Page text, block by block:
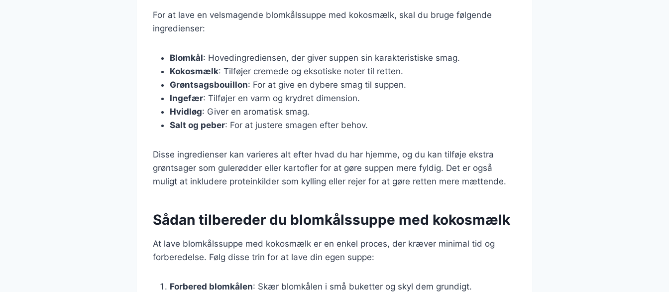
For at lave en velsmagende blomkålssuppe med kokosmælk, skal du bruge følgende
ingredienser:
Blomkål: Hovedingrediensen, der giver suppen sin karakteristiske smag.
Kokosmælk: Tilføjer cremede og eksotiske noter til retten.
Grøntsagsbouillon: For at give en dybere smag til suppen.
Ingefær: Tilføjer en varm og krydret dimension.
Hvidløg: Giver en aromatisk smag.
Salt og peber: For at justere smagen efter behov.
Disse ingredienser kan varieres alt efter hvad du har hjemme, og du kan tilføje ekstra
grøntsager som gulerødder eller kartofler for at gøre suppen mere fyldig. Det er også
muligt at inkludere proteinkilder som kylling eller rejer for at gøre retten mere mættende.
Sådan tilbereder du blomkålssuppe med kokosmælk
At lave blomkålssuppe med kokosmælk er en enkel proces, der kræver minimal tid og
forberedelse. Følg disse trin for at lave din egen suppe:
Forbered blomkålen: Skær blomkålen i små buketter og skyl dem grundigt.